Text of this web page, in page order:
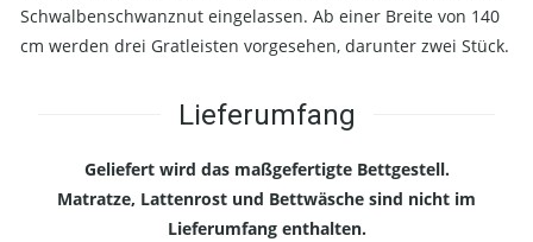
Schwalbenschwanznut eingelassen. Ab einer Breite von 140
cm werden drei Gratleisten vorgesehen, darunter zwei Stück.
Lieferumfang
Geliefert wird das maßgefertigte Bettgestell.
Matratze, Lattenrost und Bettwäsche sind nicht im
Lieferumfang enthalten.